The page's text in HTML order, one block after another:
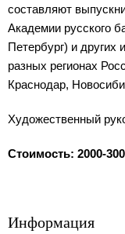
составляют
Академии русского
Петербург) и других
разных регионах
Краснодар,
Художественный
Стоимость: 2000-
Информация